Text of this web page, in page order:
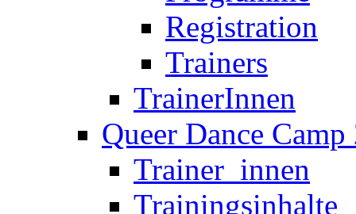
TrainerInnen
Queer Dance
Trainer_innen
Trainingsinhalte
Programm/